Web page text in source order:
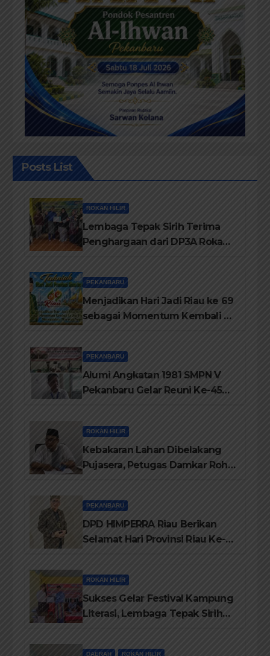
Posts List
ROKAN HILIR
Lembaga Tepak Sirih Terima
Penghargaan dari DP3A Rokan
PEKANBARU
Menjadikan Hari Jadi Riau ke 69
sebagai Momentum Kembali ke
PEKANBARU
Alumi Angkatan 1981 SMPN V
Pekanbaru Gelar Reuni Ke-45
ROKAN HILIR
Kebakaran Lahan Dibelakang
Pujasera, Petugas Damkar Rohil
PEKANBARU
DPD HIMPERRA Riau Berikan
Selamat Hari Provinsi Riau Ke-
ROKAN HILIR
Sukses Gelar Festival Kampung
Literasi, Lembaga Tepak Sirih
DAERAH ROKAN HILIR